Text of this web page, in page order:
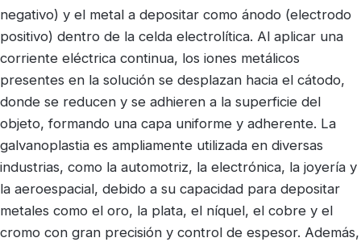
negativo) y el metal a depositar como ánodo (electrodo
positivo) dentro de la celda electrolítica. Al aplicar una
corriente eléctrica continua, los iones metálicos
presentes en la solución se desplazan hacia el cátodo,
donde se reducen y se adhieren a la superficie del
objeto, formando una capa uniforme y adherente. La
galvanoplastia es ampliamente utilizada en diversas
industrias, como la automotriz, la electrónica, la joyería y
la aeroespacial, debido a su capacidad para depositar
metales como el oro, la plata, el níquel, el cobre y el
cromo con gran precisión y control de espesor. Además,